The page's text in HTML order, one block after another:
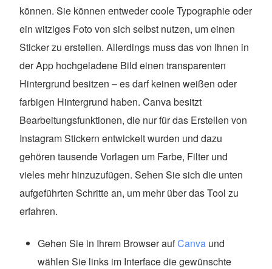
können. Sie können entweder coole Typographie oder
ein witziges Foto von sich selbst nutzen, um einen
Sticker zu erstellen. Allerdings muss das von Ihnen in
der App hochgeladene Bild einen transparenten
Hintergrund besitzen – es darf keinen weißen oder
farbigen Hintergrund haben. Canva besitzt
Bearbeitungsfunktionen, die nur für das Erstellen von
Instagram Stickern entwickelt wurden und dazu
gehören tausende Vorlagen um Farbe, Filter und
vieles mehr hinzuzufügen. Sehen Sie sich die unten
aufgeführten Schritte an, um mehr über das Tool zu
erfahren.
Gehen Sie in Ihrem Browser aufCanva und
wählen Sie links im Interface die gewünschte